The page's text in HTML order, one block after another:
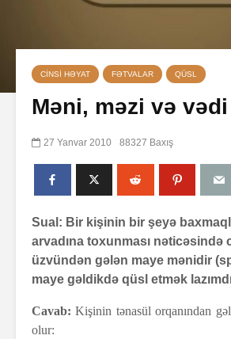
CINSI HƏYAT FƏTVALAR QÜSL
Məni, məzi və
27 Yanvar 2010 88327 Baxış
Sual: Bir kişinin bir şeyə
arvadına toxunması nəticəsində
üzvündən gələn maye mənidir
maye gəldikdə qüsl etmək
Cavab: Kişinin tənasül orqanından
olur: